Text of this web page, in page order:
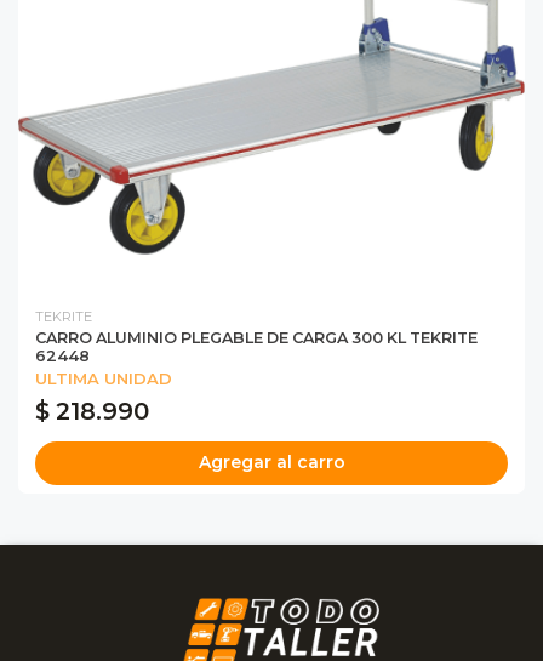
TEKRITE
CARRO ALUMINIO PLEGABLE DE CARGA 300 KL TEKRITE
62448
ULTIMA UNIDAD
$ 218.990
Agregar al carro